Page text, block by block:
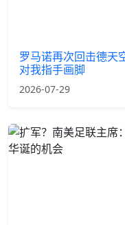
罗马诺再次回击德天
对我指手画脚
2026-07-29